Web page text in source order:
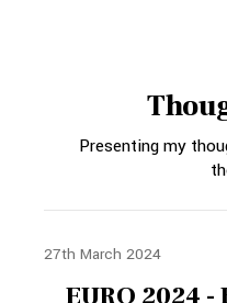
Presenting my
27th March 2024
EURO 2024 -